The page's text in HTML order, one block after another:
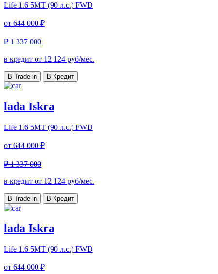
Life 1.6 5МТ (90 л.с.) FWD
от 644 000 ₽
₽ 1 337 000
в кредит от 12 124 руб/мес.
В Trade-in В Кредит
lada Iskra
Life 1.6 5МТ (90 л.с.) FWD
от 644 000 ₽
₽ 1 337 000
в кредит от 12 124 руб/мес.
В Trade-in В Кредит
lada Iskra
Life 1.6 5МТ (90 л.с.) FWD
от 644 000 ₽